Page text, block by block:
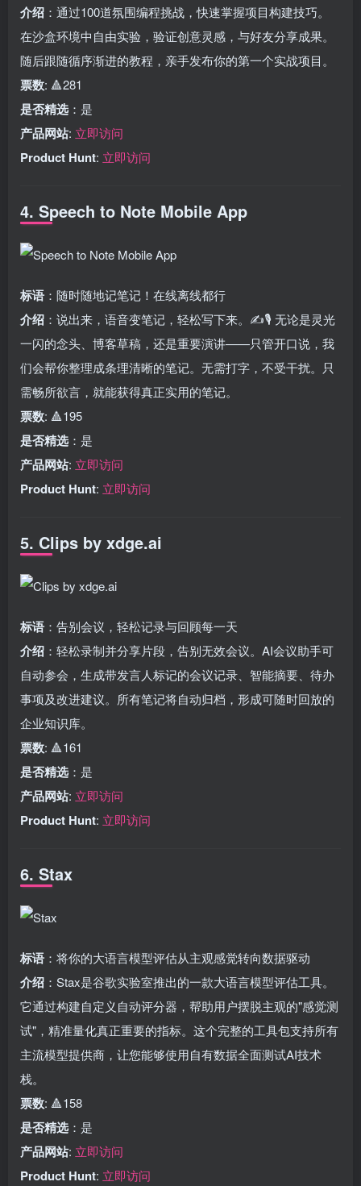
介绍 ：通过100道氛围编程挑战，快速掌握项目构建技巧。
在沙盒环境中自由实验，验证创意灵感，与好友分享成果。
随后跟随循序渐进的教程，亲手发布你的第一个实战项目。
票数: 🔺281
是否精选 ：是
产品网站: 立即访问
Product Hunt: 立即访问
4. Speech to Note Mobile App
标语 ：随时随地记笔记！在线离线都行
介绍 ：说出来，语音变笔记，轻松写下来。✍️🎙️ 无论是灵光
一闪的念头、博客草稿，还是重要演讲——只管开口说，我
们会帮你整理成条理清晰的笔记。无需打字，不受干扰。只
需畅所欲言，就能获得真正实用的笔记。
票数: 🔺195
是否精选 ：是
产品网站: 立即访问
Product Hunt: 立即访问
5. Clips by xdge.ai
标语 ：告别会议，轻松记录与回顾每一天
介绍 ：轻松录制并分享片段，告别无效会议。AI会议助手可
自动参会，生成带发言人标记的会议记录、智能摘要、待办
事项及改进建议。所有笔记将自动归档，形成可随时回放的
企业知识库。
票数: 🔺161
是否精选 ：是
产品网站: 立即访问
Product Hunt: 立即访问
6. Stax
标语 ：将你的大语言模型评估从主观感觉转向数据驱动
介绍 ：Stax是谷歌实验室推出的一款大语言模型评估工具。
它通过构建自定义自动评分器，帮助用户摆脱主观的"感觉测
试"，精准量化真正重要的指标。这个完整的工具包支持所有
主流模型提供商，让您能够使用自有数据全面测试AI技术
栈。
票数: 🔺158
是否精选 ：是
产品网站: 立即访问
Product Hunt: 立即访问